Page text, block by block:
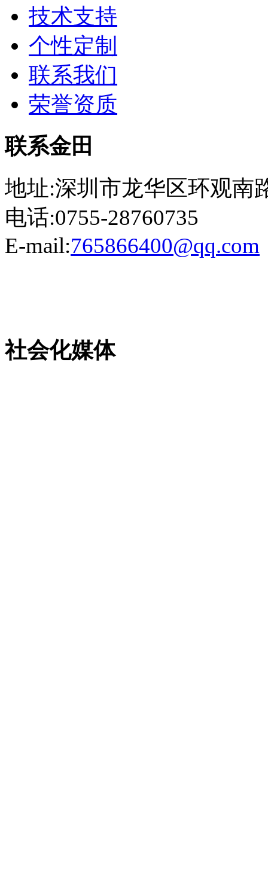
技术支持
个性定制
联系我们
荣誉资质
联系金田
地址:深圳市龙华区环观南
电话:0755-28760735
E-mail:765866400@qq.com
社会化媒体